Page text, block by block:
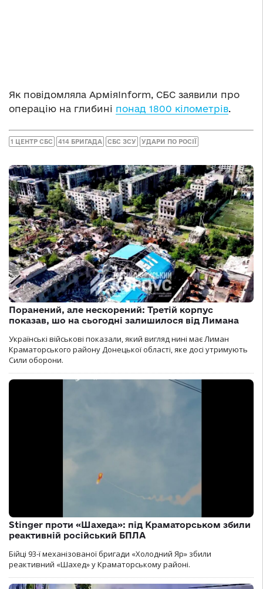
Як повідомляла АрміяInform, СБС заявили про
операцію на глибині понад 1800 кілометрів.
1 ЦЕНТР СБС 414 БРИГАДА СБС ЗСУ УДАРИ ПО РОСІЇ
Поранений, але нескорений: Третій корпус
показав, шо на сьогодні залишилося від Лимана
Українські військові показали, який вигляд нині має Лиман
Краматорського району Донецької області, яке досі утримують
Сили оборони.
Stinger проти «Шахеда»: під Краматорськом збили
реактивній російський БПЛА
Бійці 93-ї механізованої бригади «Холодний Яр» збили
реактивний «Шахед» у Краматорському районі.